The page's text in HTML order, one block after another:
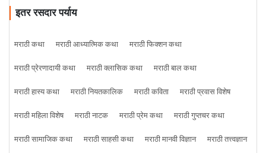
इतर रसदार पर्याय
मराठी कथा मराठी आध्यात्मिक कथा
मराठी फिक्शन कथा
मराठी प्रेरणादायी कथा
मराठी क्लासिक कथा
मराठी बाल कथा
मराठी हास्य कथा
मराठी नियतकालिक मराठी कविता
मराठी प्रवास विशेष
मराठी महिला विशेष
मराठी नाटक मराठी प्रेम कथा
मराठी गुप्तचर कथा
मराठी सामाजिक कथा
मराठी साहसी कथा मराठी मानवी विज्ञान मराठी तत्त्वज्ञान